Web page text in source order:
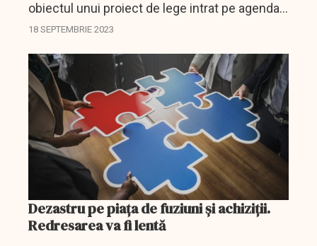
obiectul unui proiect de lege intrat pe agenda
de lucru a Camerei Deputaților.
18 SEPTEMBRIE 2023
Dezastru pe piața de fuziuni și achiziții.
Redresarea va fi lentă